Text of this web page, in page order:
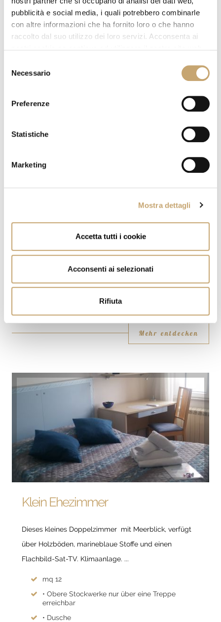
pubblicità e social media, i quali potrebbero combinarle
con altre informazioni che ha fornito loro o che hanno
raccolto dal suo utilizzo dei loro servizi. Acconsenta ai
delNecessario
Preferenze
Statistiche
Marketing
Mostra dettagli
Accetta tutti i cookie
Acconsenti ai selezionati
Rifiuta
Einzelzimmer
Dieses Zimmer verfügt über Holzböden, marineblaue
mit einer Dusche, ...
Zimmergröße 9 mq²
• Haartrockner
Mehr entdecken
Klein Ehezimmer
Dieses kleines Doppelzimmer mit Meerblick, verfügt
über Holzböden, marineblaue Stoffe und einen
Flachbild-Sat-TV. Klimaanlage. ...
mq 12
• Obere Stockwerke nur über eine Treppe
erreichbar
• Dusche